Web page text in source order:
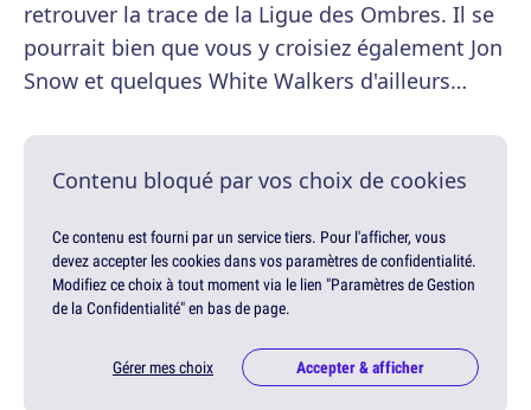
retrouver la trace de la Ligue des Ombres. Il se
pourrait bien que vous y croisiez également Jon
Snow et quelques White Walkers d'ailleurs…
Contenu bloqué par vos choix de cookies
Ce contenu est fourni par un service tiers. Pour l'afficher, vous
devez accepter les cookies dans vos paramètres de confidentialité.
Modifiez ce choix à tout moment via le lien "Paramètres de Gestion
de la Confidentialité" en bas de page.
Gérer mes choix Accepter & afficher